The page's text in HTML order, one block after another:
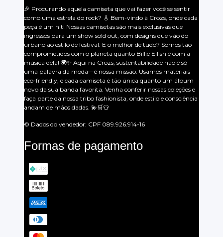
🎉 Procurando aquela camiseta que vai fazer você se sentir
como uma estrela do rock? 🎸 Bem-vindo à Crozs, onde cada
peça é um hit! Nossas camisetas são mais exclusivas que
ingressos para um show sold out, com designs que vão do
urbano ao estilo de festival. E o melhor de tudo? Somos tão
comprometidos com o planeta quanto Billie Eilish é com a
música dela! 🌍✨ Aqui na Crozs, sustentabilidade não é só
uma palavra da moda—é nossa missão. Usamos materiais
eco-friendly, e cada camiseta é tão única quanto um álbum
novo da sua banda favorita. Venha conferir nossas coleções e
faça parte da nossa tribo fashionista, onde estilo e consciência
andam de mãos dadas. 💫🛒👕
© Dados do vendedor: CPF 089.926.914-16
Formas de pagamento